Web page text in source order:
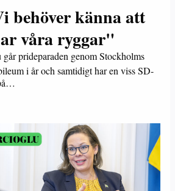
behöver känna att
våra ryggar"
går prideparaden genom Stockholms
i år och samtidigt har en viss SD-